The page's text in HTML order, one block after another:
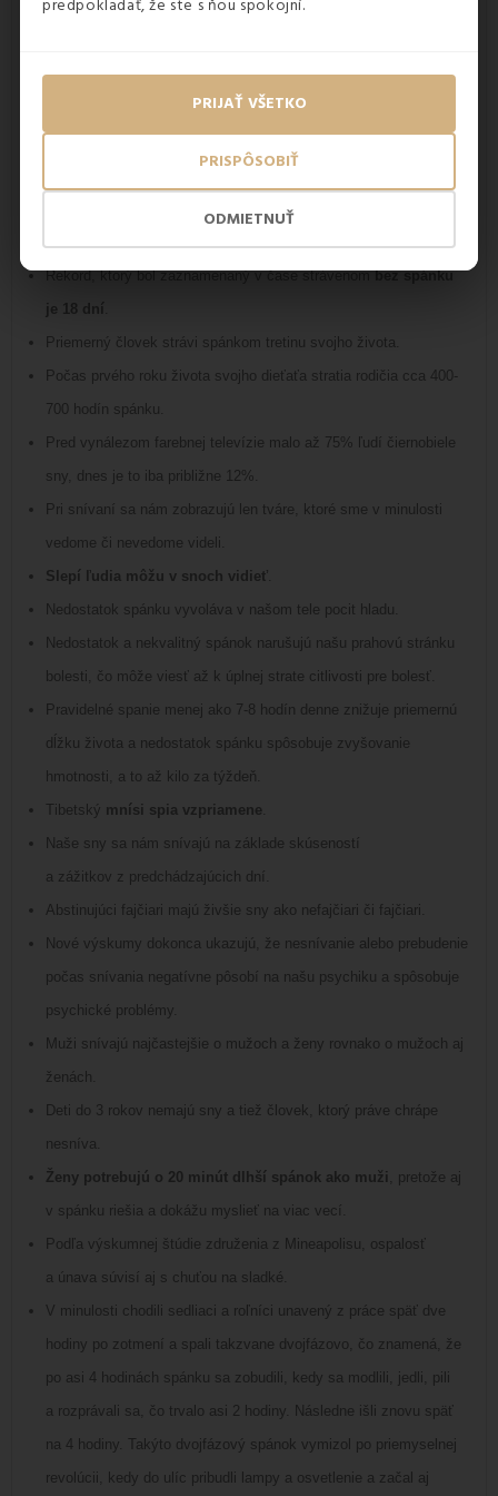
predpokladať, že ste s ňou spokojní.
ODMIETNUŤ
PRISPÔSOBIŤ
PRIJAŤ VŠETKO
Rekord, ktorý bol zaznamenaný v čase strávenombez spánku
je 18 dní
Priemerný človek strávi spánkom tretinu svojho života.
Počas prvého roku života svojho dieťaťa stratia rodičia cca 400-
700 hodín spánku.
Pred vynálezom farebnej televízie malo až 75% ľudí čiernobiele
sny, dnes je to iba približne 12%.
Pri snívaní sa nám zobrazujú len tváre, ktoré sme v minulosti
vedome či nevedome videli.
Slepí ľudia môžu v snoch vidieť
Nedostatok spánku vyvoláva v našom tele pocit hladu.
Nedostatok a nekvalitný spánok narušujú našu prahovú stránku
bolesti, čo môže viesť až k úplnej strate citlivosti pre bolesť.
Pravidelné spanie menej ako 7-8 hodín denne znižuje priemernú
dĺžku života a nedostatok spánku spôsobuje zvyšovanie
hmotnosti, a to až kilo za týždeň.
Tibetský mnísi spia vzpriamene
Naše sny sa nám snívajú na základe skúseností
a zážitkov z predchádzajúcich dní.
Abstinujúci fajčiari majú živšie sny ako nefajčiari či fajčiari.
Nové výskumy dokonca ukazujú, že nesnívanie alebo prebudenie
počas snívania negatívne pôsobí na našu psychiku a spôsobuje
psychické problémy.
Muži snívajú najčastejšie o mužoch a ženy rovnako o mužoch aj
ženách.
Deti do 3 rokov nemajú sny a tiež človek, ktorý práve chrápe
nesníva.
Ženy potrebujú o 20 minút dlhší spánok ako muži
, pretože aj
v spánku riešia a dokážu myslieť na viac vecí.
Podľa výskumnej štúdie združenia z Mineapolisu, ospalosť
a únava súvisí aj s chuťou na sladké.
V minulosti chodili sedliaci a roľníci unavený z práce späť dve
hodiny po zotmení a spali takzvane dvojfázovo, čo znamená, že
po asi 4 hodinách spánku sa zobudili, kedy sa modlili, jedli, pili
a rozprávali sa, čo trvalo asi 2 hodiny. Následne išli znovu späť
na 4 hodiny. Takýto dvojfázový spánok vymizol po priemyselnej
revolúcii, kedy do ulíc pribudli lampy a osvetlenie a začal aj